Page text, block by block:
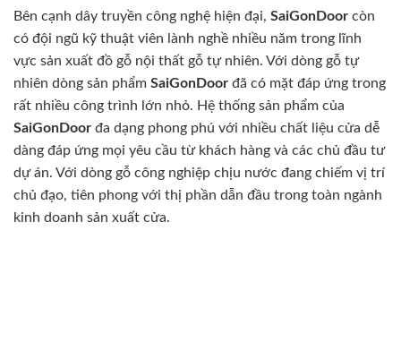
Bên cạnh dây truyền công nghệ hiện đại, SaiGonDoor còn
có đội ngũ kỹ thuật viên lành nghề nhiều năm trong lĩnh
vực sản xuất đồ gỗ nội thất gỗ tự nhiên. Với dòng gỗ tự
nhiên dòng sản phẩm SaiGonDoor đã có mặt đáp ứng trong
rất nhiều công trình lớn nhỏ. Hệ thống sản phẩm của
SaiGonDoor đa dạng phong phú với nhiều chất liệu cửa dễ
dàng đáp ứng mọi yêu cầu từ khách hàng và các chủ đầu tư
dự án. Với dòng gỗ công nghiệp chịu nước đang chiếm vị trí
chủ đạo, tiên phong với thị phần dẫn đầu trong toàn ngành
kinh doanh sản xuất cửa.